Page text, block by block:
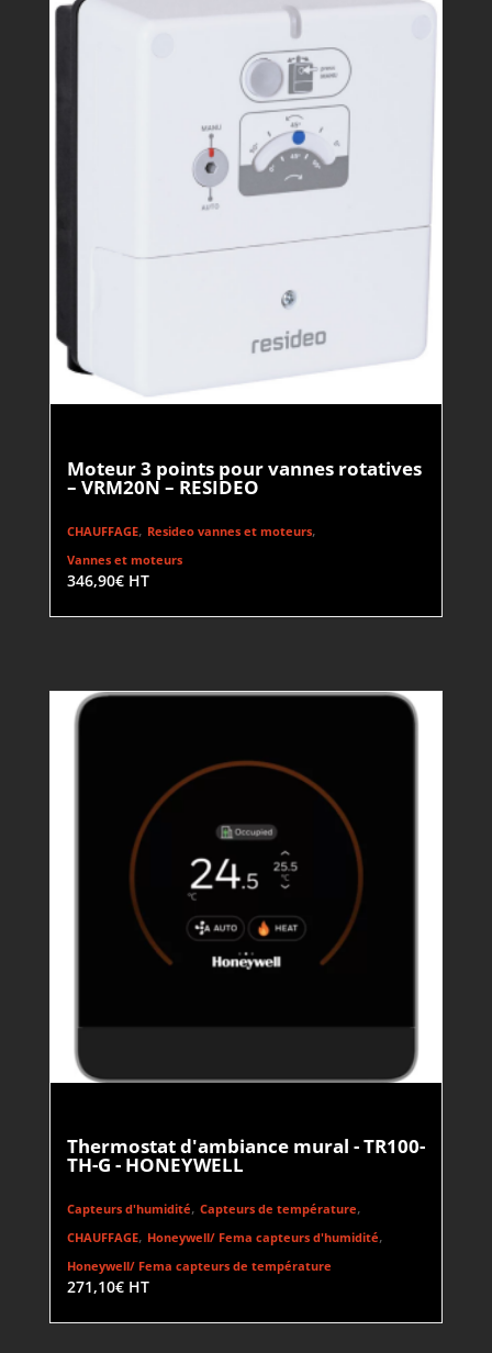
Moteur 3 points pour vannes rotatives
– VRM20N – RESIDEO
CHAUFFAGE, Resideo vannes et moteurs,
Vannes et moteurs
346,90€ HT
Thermostat d'ambiance mural - TR100-
TH-G - HONEYWELL
Capteurs d'humidité, Capteurs de température,
CHAUFFAGE, Honeywell/ Fema capteurs d'humidité,
Honeywell/ Fema capteurs de température
271,10€ HT